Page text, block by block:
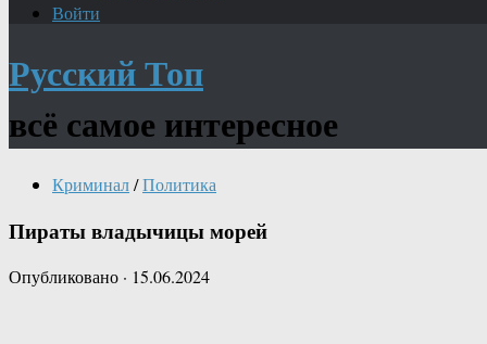
Войти
Русский Топ
всё самое интересное
Криминал/Политика
Пираты владычицы морей
Опубликовано · 15.06.2024